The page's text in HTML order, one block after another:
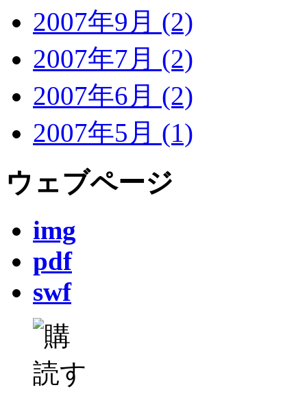
2007年9月 (2)
2007年7月 (2)
2007年6月 (2)
2007年5月 (1)
ウェブページ
img
pdf
swf